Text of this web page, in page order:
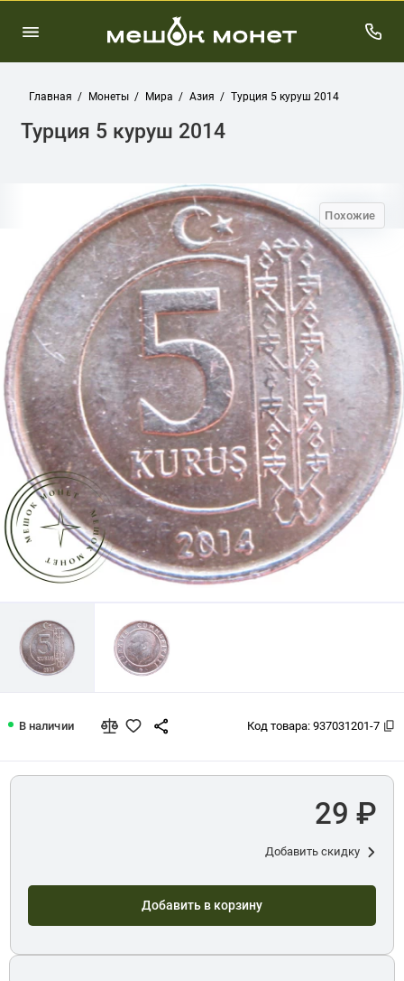
Главная Монеты Мира Азия Турция 5 куруш 2014
Турция 5 куруш 2014
Похожие
В наличии Код товара: 937031201-7
29 ₽
Добавить скидку
Добавить в корзину